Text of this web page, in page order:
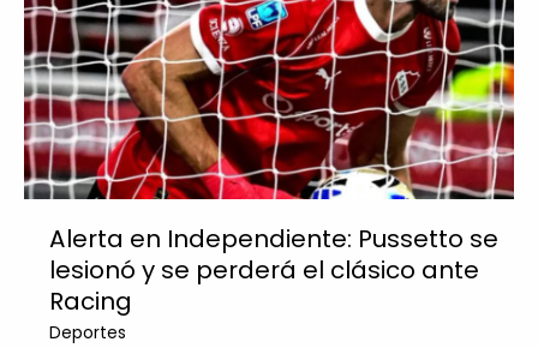
Alerta en Independiente: Pussetto se
lesionó y se perderá el clásico ante
Racing
Deportes